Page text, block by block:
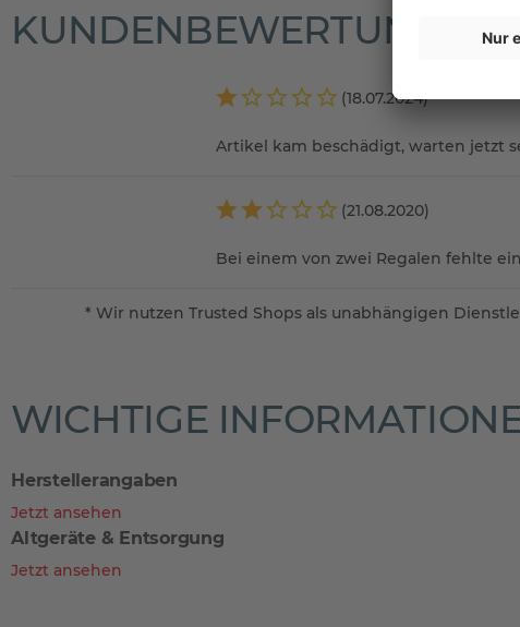
KUNDENBEWERTUNGEN
(18.07.2024)
Artikel kam beschädigt, warten jetzt
(21.08.2020)
Bei einem von zwei Regalen fehlte
* Wir nutzen Trusted Shops als unabhängigen
WICHTIGE
Herstellerangaben
Jetzt ansehen
Altgeräte & Entsorgung
Jetzt ansehen